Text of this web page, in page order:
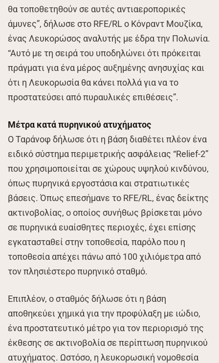
θα τοποθετηθούν σε αυτές αντιαεροπορικές
άμυνες”, δήλωσε στο RFE/RL ο Κόνραντ Μουζίκα,
ένας Λευκορώσος αναλυτής με έδρα την Πολωνία.
“Αυτό με τη σειρά του υποδηλώνει ότι πρόκειται
πράγματι για ένα μέρος αυξημένης ανησυχίας και
ότι η Λευκορωσία θα κάνει πολλά για να το
προστατεύσει από πυραυλικές επιθέσεις”.
Μέτρα κατά πυρηνικού ατυχήματος
Ο Ταράνοφ δήλωσε ότι η βάση διαθέτει πλέον ένα
ειδικό σύστημα περιμετρικής ασφάλειας “Relief-2”
που χρησιμοποιείται σε χώρους υψηλού κινδύνου,
όπως πυρηνικά εργοστάσια και στρατιωτικές
βάσεις. Όπως επεσήμανε το RFE/RL, ένας δείκτης
ακτινοβολίας, ο οποίος συνήθως βρίσκεται μόνο
σε πυρηνικά ευαίσθητες περιοχές, έχει επίσης
εγκατασταθεί στην τοποθεσία, παρόλο που η
τοποθεσία απέχει πάνω από 100 χιλιόμετρα από
τον πλησιέστερο πυρηνικό σταθμό.
Επιπλέον, ο σταθμός δήλωσε ότι η βάση
αποθηκεύει χημικά για την προφύλαξη με ιώδιο,
ένα προστατευτικό μέτρο για τον περιορισμό της
έκθεσης σε ακτινοβολία σε περίπτωση πυρηνικού
ατυχήματος. Ωστόσο, η λευκορωσική νομοθεσία